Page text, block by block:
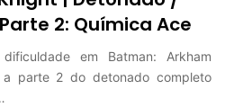
2: Química Ace
em Batman: Arkham
a parte 2 do detonado completo